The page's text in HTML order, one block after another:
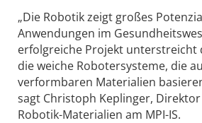
„Die Robotik zeigt großes
Anwendungen im
erfolgreiche Projekt unterstreicht
die weiche Robotersysteme, die
verformbaren Materialien
sagt Christoph Keplinger,
Robotik-Materialien am MPI-IS.